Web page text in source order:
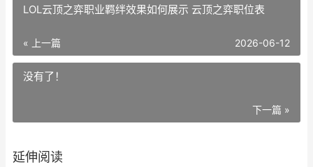
LOL云顶之弈职业羁绊效果如何展示 云顶之弈职位表
« 上一篇 2026-06-12
没有了！
下一篇 »
延伸阅读